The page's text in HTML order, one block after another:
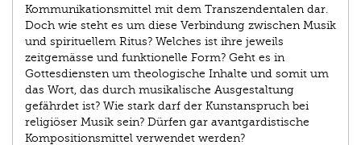
Kommunikationsmittel mit dem Transzendentalen dar.
Doch wie steht es um diese Verbindung zwischen Musik
und spirituellem Ritus? Welches ist ihre jeweils
zeitgemässe und funktionelle Form? Geht es in
Gottesdiensten um theologische Inhalte und somit um
das Wort, das durch musikalische Ausgestaltung
gefährdet ist? Wie stark darf der Kunstanspruch bei
religiöser Musik sein? Dürfen gar avantgardistische
Kompositionsmittel verwendet werden?